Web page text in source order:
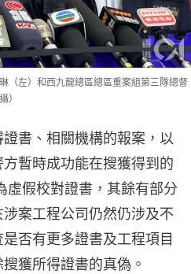
（左）和西九龍總區總區重案組第三隊總督
）
書、相關機構的報案，以
暫時成功能在搜獲得到的
假校對證書，其餘有部分
案工程公司仍然仍涉及不
否有更多證書及工程項目
獲所得證書的真偽。